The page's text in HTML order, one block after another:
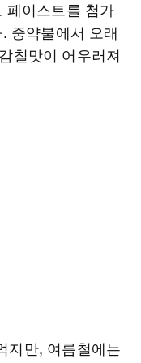
페이스트를 첨가
중약불에서 오래
칠맛이 어우러져
지만, 여름철에는